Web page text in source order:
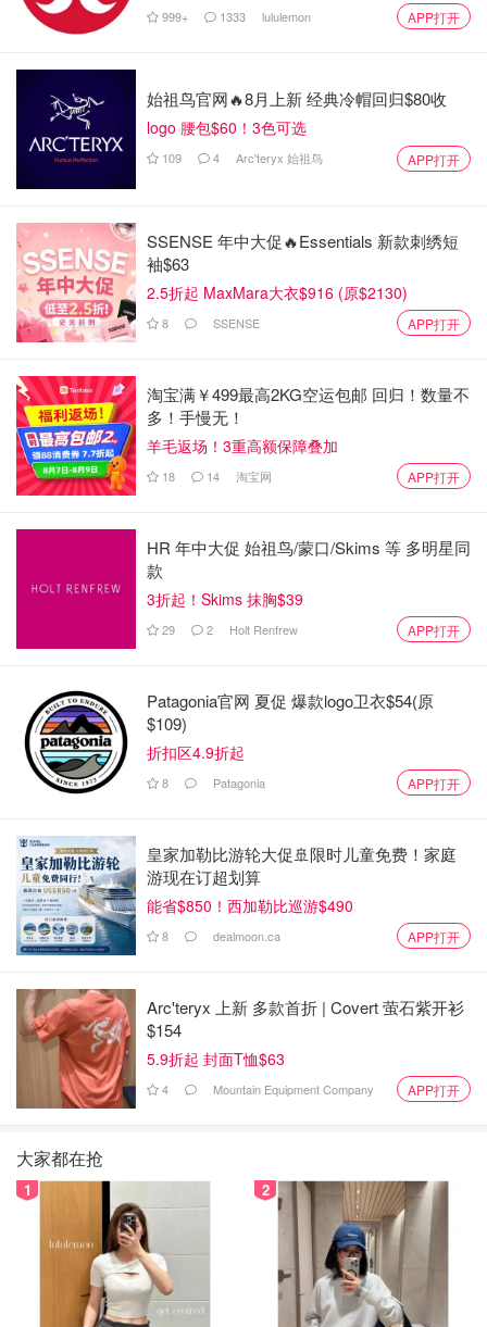
999+ 1333 lululemon APP打开
始祖鸟官网🔥8月上新 经典冷帽回归$80收
logo 腰包$60！3色可选
109 4 Arc'teryx 始祖鸟 APP打开
SSENSE 年中大促🔥Essentials 新款刺绣短
袖$63
2.5折起 MaxMara大衣$916 (原$2130)
8 SSENSE APP打开
淘宝满￥499最高2KG空运包邮 回归！数量不
多！手慢无！
羊毛返场！3重高额保障叠加
18 14 淘宝网 APP打开
HR 年中大促 始祖鸟/蒙口/Skims 等 多明星同
款
3折起！Skims 抹胸$39
29 2 Holt Renfrew APP打开
Patagonia官网 夏促 爆款logo卫衣$54(原
$109)
折扣区4.9折起
8 Patagonia APP打开
皇家加勒比游轮大促🚢限时儿童免费！家庭
游现在订超划算
能省$850！西加勒比巡游$490
8 dealmoon.ca APP打开
Arc'teryx 上新 多款首折 | Covert 萤石紫开衫
$154
5.9折起 封面T恤$63
4 Mountain Equipment Company APP打开
大家都在抢
1 2